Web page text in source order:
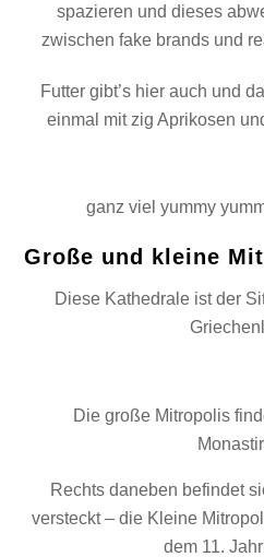
spazieren und dieses
zwischen fake brands und
Futter gibt’s hier auch und
einmal mit zig Aprikosen
ganz viel yummy
Große und kleine
Diese Kathedrale ist der
Die große Mitropolis
Rechts daneben befindet
versteckt – die Kleine
dem 11.